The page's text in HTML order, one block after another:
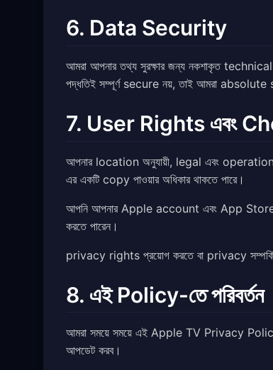
6. Data Security
আমরা আপনার তথ্য সুরক্ষার জন্য নকশাকৃত
পদ্ধতিই সম্পূর্ণ secure নয়, তাই আমরা absolute
7. User Rights এবং
আপনার location অনুযায়ী, legal এবং
এর একটি copy পাওয়ার অধিকার থাকতে পারে।
আপনি আপনার Apple account এবং App
করতে পারেন।
privacy rights প্রয়োগ করতে বা privacy সম্পর্কিত
8. এই Policy-তে পরিবর্তন
আমরা সময়ে সময়ে এই Apple TV Privacy Policy
আপডেট করব।